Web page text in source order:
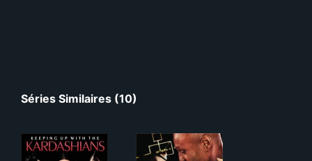
Séries Similaires (10)